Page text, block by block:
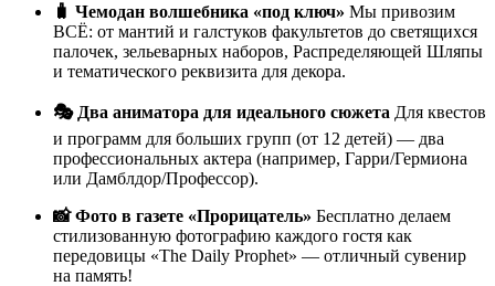
🧳 Чемодан волшебника «под ключ» Мы привозим
ВСЁ: от мантий и галстуков факультетов до светящихся
палочек, зельеварных наборов, Распределяющей Шляпы
и тематического реквизита для декора.
🎭 Два аниматора для идеального сюжета Для квестов
и программ для больших групп (от 12 детей) — два
профессиональных актера (например, Гарри/Гермиона
или Дамблдор/Профессор).
📸 Фото в газете «Прорицатель» Бесплатно делаем
стилизованную фотографию каждого гостя как
передовицы «The Daily Prophet» — отличный сувенир
на память!